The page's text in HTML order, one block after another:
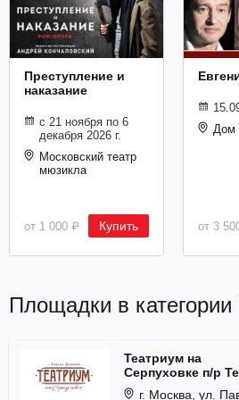
Металл
Преступление и
наказание
с 21 ноября по 6
декабря 2026 г.
Московский театр
мюзикла
от 1 000 ₽ Купить
Дом
от 3
Площадки в категории
Театриум на
Серпуховке п/р
Дуровой
г. Москва, ул.